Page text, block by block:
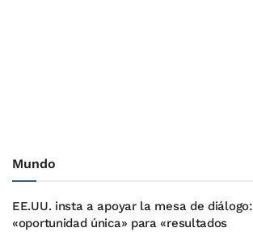
Mundo
EE.UU. insta a apoyar la mesa de diálogo:
«oportunidad única» para «resultados